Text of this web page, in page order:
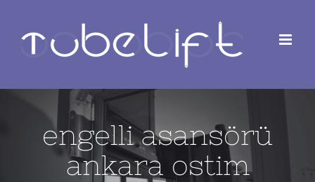
content
engelli asansörü
ankara ostim